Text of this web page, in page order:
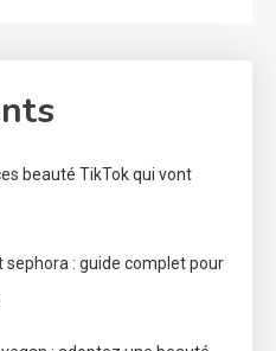
beauté TikTok qui vont
: guide complet pour